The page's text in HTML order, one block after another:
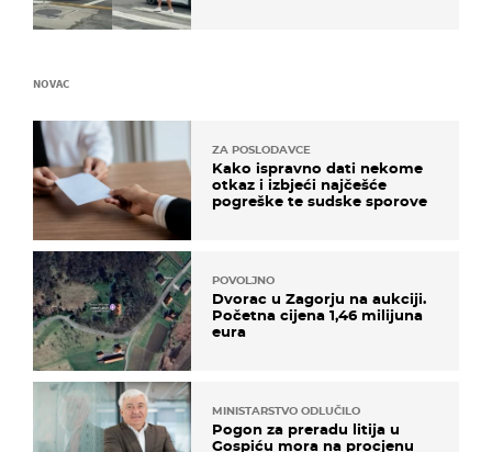
NOVAC
ZA POSLODAVCE
Kako ispravno dati nekome
otkaz i izbjeći najčešće
pogreške te sudske sporove
POVOLJNO
Dvorac u Zagorju na aukciji.
Početna cijena 1,46 milijuna
eura
MINISTARSTVO ODLUČILO
Pogon za preradu litija u
Gospiću mora na procjenu